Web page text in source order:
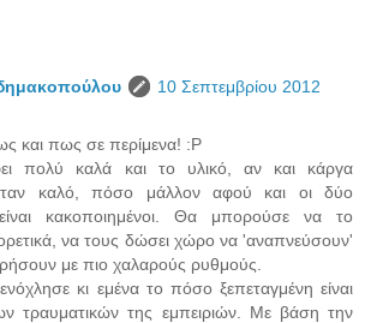
10 Σεπτεμβρίου 2012
και πως σε περίμενα! :P
πολύ καλά και το υλικό, αν και κάργα
καλό, πόσο μάλλον αφού και οι δύο
κακοποιημένοι. Θα μπορούσε να το
να τους δώσει χώρο να 'αναπνεύσουν'
με πιο χαλαρούς ρυθμούς.
κι εμένα το πόσο ξεπεταγμένη είναι
τραυματικών της εμπειριών. Με βάση την